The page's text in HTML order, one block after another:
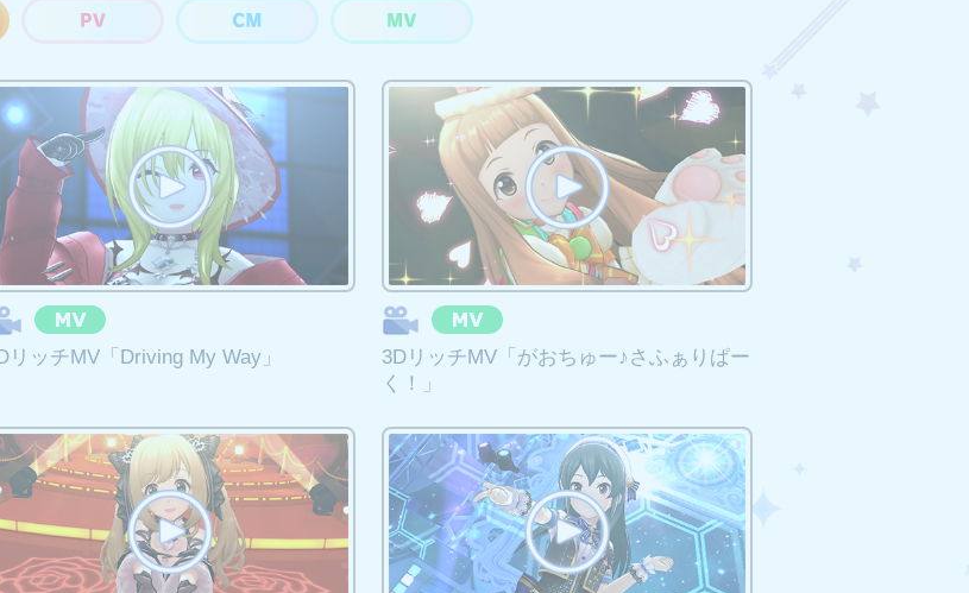
リッチMV「Driving My Way」
3DリッチMV「がおちゅー♪さふぁりぱー
く！」
にて利用できるアップデートを予定しております。
日 23:59をもちまして順次カバー楽曲の配信を終了いたします。
。
バー楽曲＞
ュ「ラジオ体操第１・第２」の配信を終了いたします。